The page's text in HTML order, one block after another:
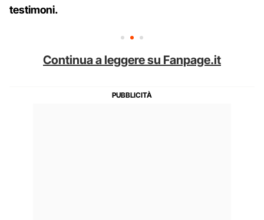
testimoni.
Continua a leggere su Fanpage.it